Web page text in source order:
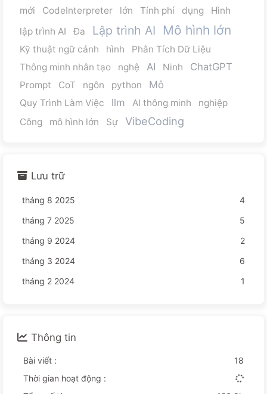
mới
CodeInterpreter lớn Tính phí dụng
Hình
lập trình AI
Đa Lập trình AI Mô hình lớn
Kỹ thuật ngữ cảnh hình
Phân Tích Dữ Liệu
Thông minh nhân tạo
nghệ AI Ninh ChatGPT
Prompt CoT ngôn python Mô
Quy Trình Làm Việc llm AI thông minh
nghiệp
Công
mô hình lớn Sự VibeCoding
Lưu trữ
tháng 8 2025
4
tháng 7 2025
5
tháng 9 2024
2
tháng 3 2024
6
tháng 2 2024
1
Thông tin
Bài viết :
18
Thời gian hoạt động :